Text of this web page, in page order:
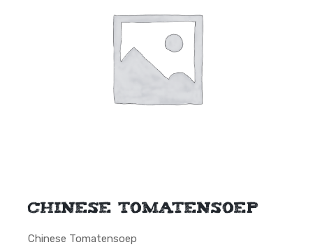
Chinese Tomatensoep
Chinese Tomatensoep